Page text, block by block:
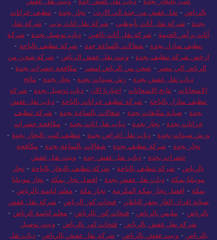
بالرياض - نقل عفش من جدة الي الاردن - نجار بجدة - تنظيف خزانات
بجدة - شركة نقل أثاث بأبوظبي - شركة نقل اثاث بدبي - شركة نقل
أثاث برأس الخيمة - شركة نقل أثاث بالعين - دباب توصيل بجدة - شركة
تنظيف منازل بجدة - شغالات بالساعة جدة - شركة تنظيف بالباحة -
ارخص شركة تنظيف بجدة - ونيت نقل عفش الرياض - شركة شحن من
الرياض الي مصر - شحن من الرياض لمصر - مكافحة حشرات بجدة -
دباب نقل عفش بجدة - رش مبيدات بجدة - نجار بجدة - نتائج
الامتحانات - نتايج الامتحانات - اخبارنا الان - دباب توصيل بجدة - شركة
تنظيف منازل بالباحة - شركة تنظيف خزانات بالباحة - دباب نقل عفش
بجدة - صيانة مكيفات بجدة - شغالات بالساعة بجدة - شركة تنظيف
خزانات بجدة - نجار بجدة - دباب نقل اثاث بجدة - مكافحة حشرات
ورش مبيدات بجدة -دباب نقل اغراض بجدة -تنظيف كنب بالبخار بجدة -
نجار بجدة - شركة تنظيف بجدة - شغالات بالساعة بجدة - مكافحة
حشرات بجدة - دباب نقل عفش جده - ونيت نقل عفش
بالرياض - شركة تنظيف بالباحة - شركة تنظيف بالبخار بالباحة - نجار
موبيليا بمكة -دباب نقل عفش بجدة - افضل نجار بمكة - نجار موبيليا
بمكة - افضل نجار بمكة المكرمة - نجار مكة - معلم لياسة بالرياض -
صيانة افران الغاز بحفر الباطن - فتحات كور الرياض - شركة نقل عفش
بالرياض - مليس بالرياض - فتحات كور بالرياض - معلم لياسة الرياض -
شركة نقل عفش بالرياض - فتحات كور بالرياض - ونيت توصيل
بالرياض - ونيت عفش بالرياض - شركة نقل عفش بالرياض -دباب نقل